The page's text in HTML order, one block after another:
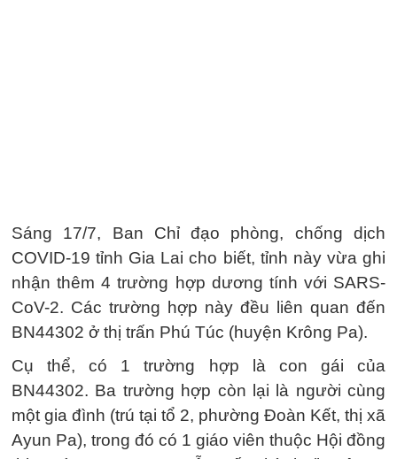
Sáng 17/7, Ban Chỉ đạo phòng, chống dịch
COVID-19 tỉnh Gia Lai cho biết, tỉnh này vừa ghi
nhận thêm 4 trường hợp dương tính với SARS-
CoV-2. Các trường hợp này đều liên quan đến
BN44302 ở thị trấn Phú Túc (huyện Krông Pa).
Cụ thể, có 1 trường hợp là con gái của
BN44302. Ba trường hợp còn lại là người cùng
một gia đình (trú tại tổ 2, phường Đoàn Kết, thị xã
Ayun Pa), trong đó có 1 giáo viên thuộc Hội đồng